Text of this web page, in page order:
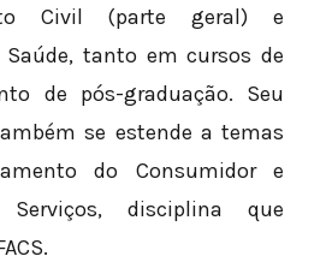
Civil (parte geral) e
tanto em cursos de
de pós-graduação. Seu
se estende a temas
do Consumidor e
disciplina que